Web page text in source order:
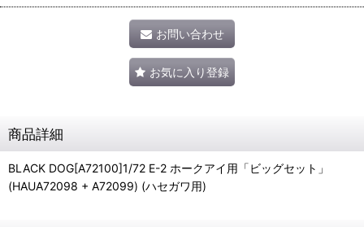
お問い合わせ
お気に入り登録
商品詳細
BLACK DOG[A72100]1/72 E-2 ホークアイ用「ビッグセット」
(HAUA72098 + A72099) (ハセガワ用)